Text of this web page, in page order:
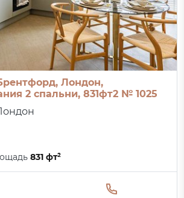
Лондон,
2 спальни, 831фт2 № 1025
831 фт²